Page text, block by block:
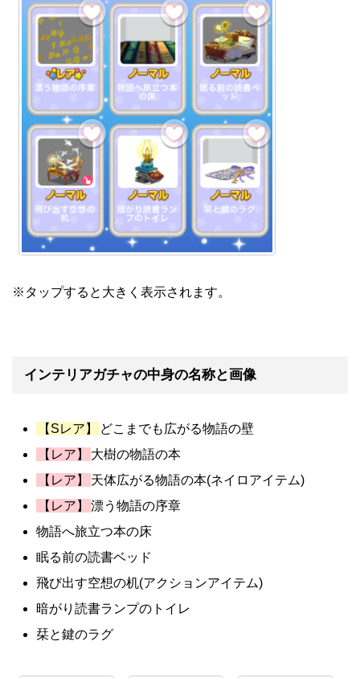
※タップすると大きく表示されます。
インテリアガチャの中身の名称と画像
【Sレア】
どこまでも広がる物語の壁
【レア】
大樹の物語の本
【レア】
天体広がる物語の本(ネイロアイテム)
【レア】
漂う物語の序章
物語へ旅立つ本の床
眠る前の読書ベッド
飛び出す空想の机(アクションアイテム)
暗がり読書ランプのトイレ
栞と鍵のラグ